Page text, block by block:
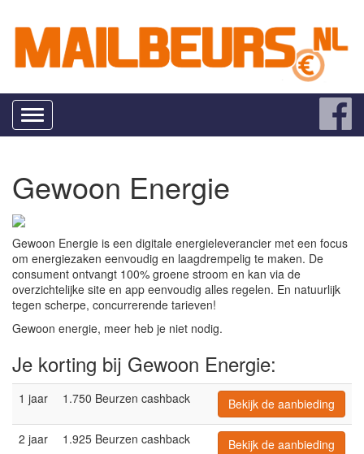
Toggle
navigation
Gewoon Energie
Gewoon Energie is een digitale energieleverancier met een focus
om energiezaken eenvoudig en laagdrempelig te maken. De
consument ontvangt 100% groene stroom en kan via de
overzichtelijke site en app eenvoudig alles regelen. En natuurlijk
tegen scherpe, concurrerende tarieven!
Gewoon energie, meer heb je niet nodig.
Je korting bij Gewoon Energie:
1 jaar 1.750 Beurzen cashback Bekijk de aanbieding
2 jaar 1.925 Beurzen cashback Bekijk de aanbieding